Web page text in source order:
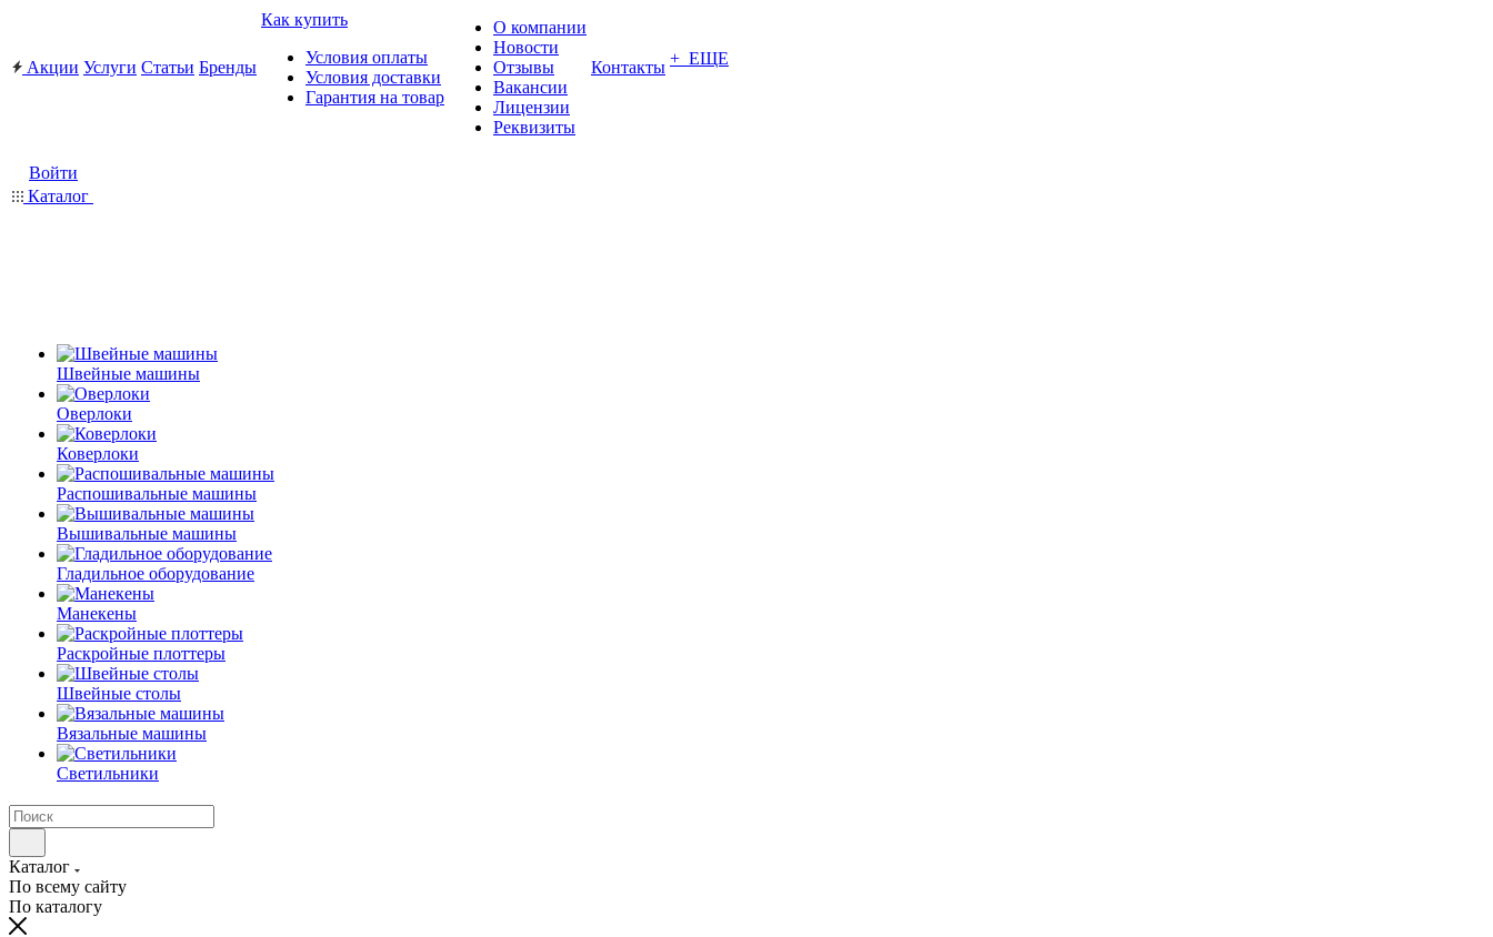
Акции Услуги Статьи Бренды
Как купить
Условия оплаты
Условия доставки
Гарантия на товар
О компании
Новости
Отзывы
Вакансии
Лицензии
Реквизиты
Контакты + ЕЩЕ
Войти
Каталог
Швейные машины
Оверлоки
Коверлоки
Распошивальные машины
Вышивальные машины
Гладильное оборудование
Манекены
Раскройные плоттеры
Швейные столы
Вязальные машины
Светильники
Каталог
По всему сайту
По каталогу